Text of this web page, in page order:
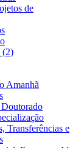
de
(2)
Amanhã
Transferências e